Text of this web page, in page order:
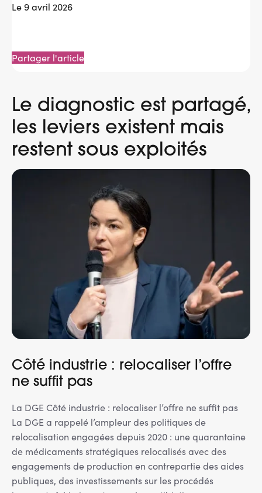
Le 9 avril 2026
Partager l'article
Le diagnostic est partagé,
les leviers existent mais
restent sous exploités
Côté industrie : relocaliser l’offre
ne suffit pas
La DGE Côté industrie : relocaliser l’offre ne suffit pas
La DGE a rappelé l’ampleur des politiques de
relocalisation engagées depuis 2020 : une quarantaine
de médicaments stratégiques relocalisés avec des
engagements de production en contrepartie des aides
publiques, des investissements sur les procédés